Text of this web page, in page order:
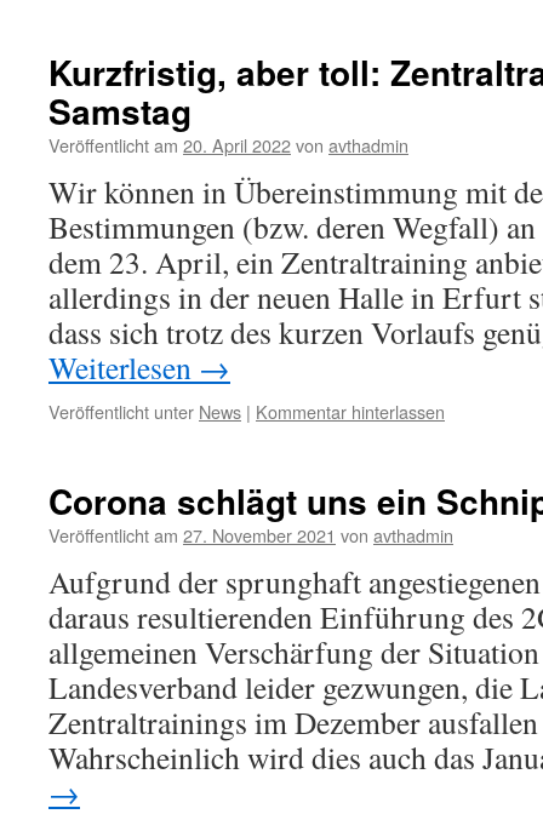
Kurzfristig, aber toll:
Samstag
Veröffentlicht am 20. April 2022von avthadmin
Wir können in Übereinstimmung mit
Bestimmungen (bzw. deren Wegfall)
dem 23. April, ein Zentraltraining
allerdings in der neuen Halle in Erfurt
dass sich trotz des kurzen Vorlaufs
Weiterlesen →
Veröffentlicht unter News | Kommentar hinterlassen
Corona schlägt uns ein
Veröffentlicht am 27. November 2021 von avthadmin
Aufgrund der sprunghaft
daraus resultierenden Einführung des
allgemeinen Verschärfung der
Landesverband leider gezwungen, die
Zentraltrainings im Dezember ausfallen
Wahrscheinlich wird dies auch das
→